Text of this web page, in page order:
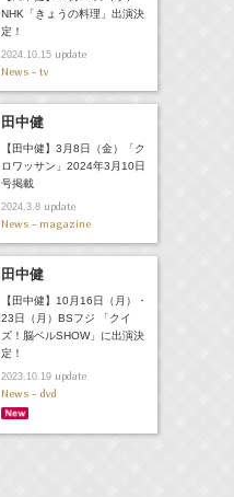
NHK「きょうの料理」出演決
定！
2024.10.15update
News - tv
田中健
【田中健】3月8日（金）「ク
ロワッサン」2024年3月10日
号掲載
2024.3.8update
News - magazine
田中健
【田中健】10月16日（月）・
23日（月）BSフジ 「クイ
ズ！脳ベルSHOW」に出演決
定！
2023.10.19update
News - dvd